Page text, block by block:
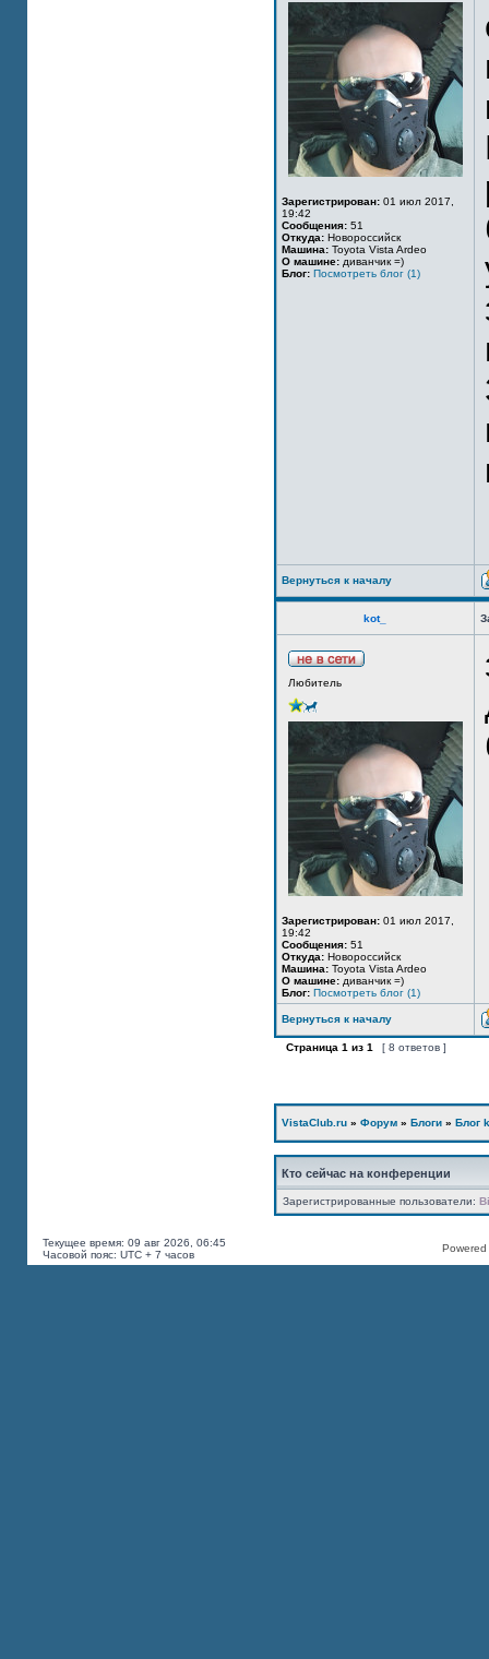
Зарегистрирован: 01 июл 2017,
19:42
Сообщения: 51
Откуда: Новороссийск
Машина: Toyota Vista Ardeo
О машине: диванчик =)
Блог: Посмотреть блог (1)
Вернуться к началу
kot_
Любитель
Зарегистрирован: 01 июл 2017,
19:42
Сообщения: 51
Откуда: Новороссийск
Машина: Toyota Vista Ardeo
О машине: диванчик =)
Блог: Посмотреть блог (1)
Вернуться к началу
Страница 1 из 1 [ 8 ответов ]
VistaClub.ru » Форум » Блоги » Блог
Кто сейчас на конференции
Зарегистрированные пользователи:
Текущее время: 09 авг 2026, 06:45
Часовой пояс: UTC + 7 часов